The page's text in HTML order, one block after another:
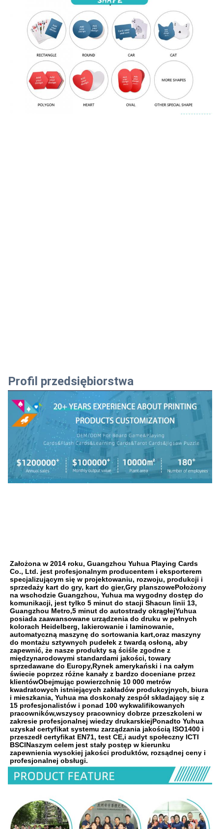
Profil przedsiębiorstwa
Założona w 2014 roku, Guangzhou Yuhua Playing Cards
Co., Ltd. jest profesjonalnym producentem i eksporterem
specjalizującym się w projektowaniu, rozwoju, produkcji i
sprzedaży kart do gry, kart do gier,Gry planszowePołożony
na wschodzie Guangzhou, Yuhua ma wygodny dostęp do
komunikacji, jest tylko 5 minut do stacji Shacun linii 13,
Guangzhou Metro,5 minut do autostrady okrągłejYuhua
posiada zaawansowane urządzenia do druku w pełnych
kolorach Heidelberg, lakierowanie i laminowanie,
automatyczną maszynę do sortowania kart,oraz maszyny
do montażu sztywnych pudełek z twardą osłoną, aby
zapewnić, że nasze produkty są ściśle zgodne z
międzynarodowymi standardami jakości, towary
sprzedawane do Europy,Rynek amerykański i na całym
świecie poprzez różne kanały z bardzo doceniane przez
klientówObejmując powierzchnię 10 000 metrów
kwadratowych istniejących zakładów produkcyjnych, biura
i mieszkania, Yuhua ma doskonały zespół składający się z
15 profesjonalistów i ponad 100 wykwalifikowanych
pracowników,wszyscy pracownicy dobrze przeszkoleni w
zakresie profesjonalnej wiedzy drukarskiejPonadto Yuhua
uzyskał certyfikat systemu zarządzania jakością ISO1400 i
przeszedł certyfikat EN71, test CE,i audyt społeczny ICTI
BSCINaszym celem jest stały postęp w kierunku
zapewnienia wysokiej jakości produktów, rozsądnej ceny i
profesjonalnej obsługi.